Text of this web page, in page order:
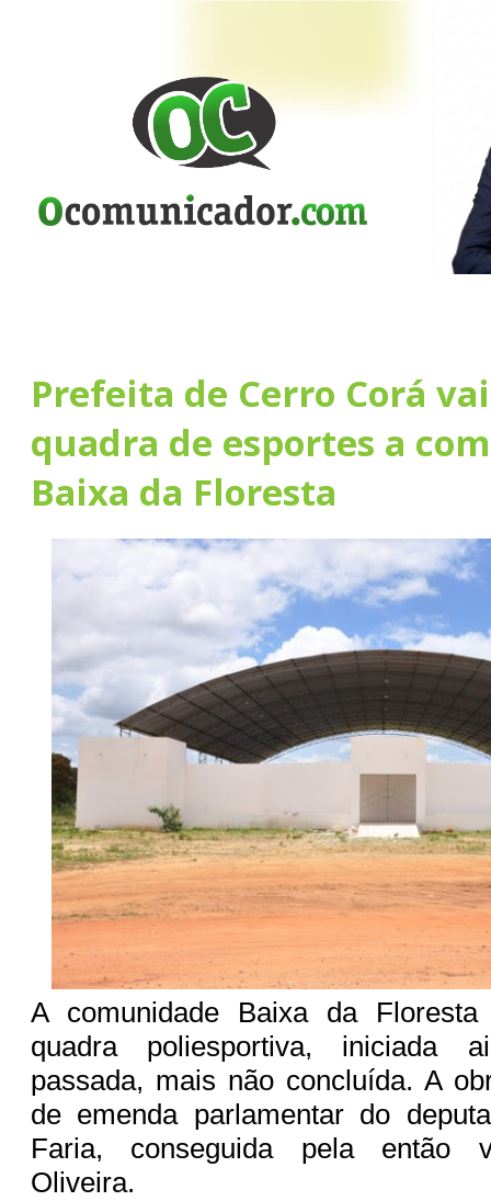
Prefeita de Cerro Corá
quadra de esportes a
Baixa da Floresta
A comunidade Baixa da
quadra poliesportiva, iniciada
passada, mais não concluída. A
de emenda parlamentar do
Faria, conseguida pela então
Oliveira.